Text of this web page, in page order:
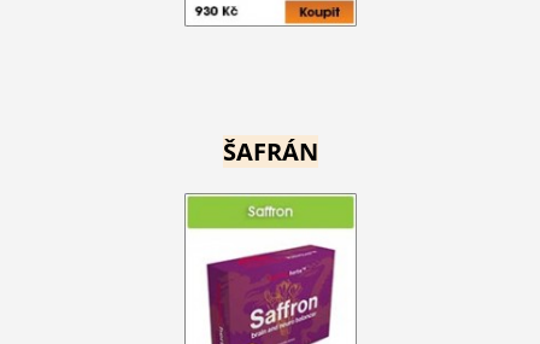
ŠAFRÁN